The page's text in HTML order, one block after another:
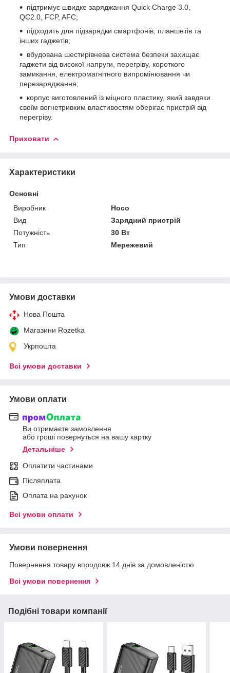
підтримує швидке заряджання Quick Charge 3.0,
QC2.0, FCP, AFC;
підходить для підзарядки смартфонів, планшетів та
інших гаджетів;
вбудована шестирівнева система безпеки захищає
гаджети від високої напруги, перегріву, короткого
замикання, електромагнітного випромінювання чи
перезаряджання;
корпус виготовлений із міцного пластику, який завдяки
своїм вогнетривким властивостям оберігає пристрій від
перегріву.
Приховати
Характеристики
Основні
Виробник
Hoco
Вид
Зарядний пристрій
Потужність
30 Вт
Тип
Мережевий
Умови доставки
Нова Пошта
Магазини Rozetka
Укрпошта
Всі умови доставки
Умови оплати
Ви отримаєте замовлення
або гроші повернуться на вашу картку
Детальніше
Оплатити частинами
Післяплата
Оплата на рахунок
Всі умови оплати
Умови повернення
Повернення товару впродовж 14 днів за домовленістю
Всі умови повернення
Подібні товари компанії